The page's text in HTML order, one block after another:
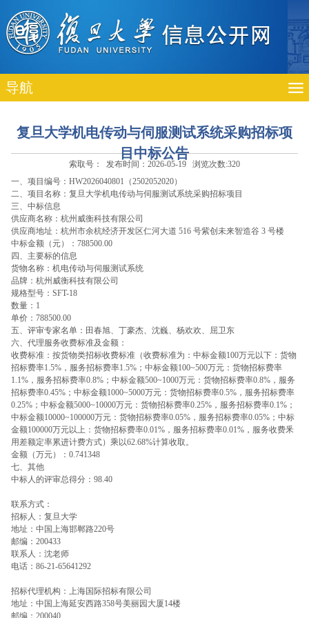
导航
复旦大学机电传动与伺服测试系统采购招标项
目中标公告
索取号： 发布时间：2026-05-19 浏览次数:320
一、项目编号： HW2026040801（2502052020）
二、项目名称： 复旦大学机电传动与伺服测试系统采购招标项目
三、中标信息
供应商名称： 杭州威衡科技有限公司
供应商地址： 杭州市余杭经济开发区仁河大道 516 号紫创未来智造谷 3 号楼
中标金额（元）： 788500.00
四、主要标的信息
货物名称： 机电传动与伺服测试系统
品牌： 杭州威衡科技有限公司
规格型号： SFT-18
数量： 1
单价： 788500.00
五、评审专家名单： 田春旭、丁豪杰、沈巍、杨欢欢、屈卫东
六、代理服务收费标准及金额：
收费标准： 按货物类招标收费标准（收费标准为：中标金额100万元以下：货物
招标费率1.5%，服务招标费率1.5%；中标金额100~500万元：货物招标费率
1.1%，服务招标费率0.8%；中标金额500~1000万元：货物招标费率0.8%，服务
招标费率0.45%；中标金额1000~5000万元：货物招标费率0.5%，服务招标费率
0.25%；中标金额5000~10000万元：货物招标费率0.25%，服务招标费率0.1%；
中标金额10000~100000万元：货物招标费率0.05%，服务招标费率0.05%；中标
金额100000万元以上：货物招标费率0.01%，服务招标费率0.01%，服务收费釆
用差额定率累进计费方式）乘以62.68%计算收取。
金额（万元）： 0.741348
七、其他
中标人的评审总得分： 98.40
联系方式：
招标人：复旦大学
地址：中国上海邯郸路220号
邮编： 200433
联系人：沈老师
电话： 86-21-65641292
招标代理机构：上海国际招标有限公司
地址：中国上海延安西路358号美丽园大厦14楼
邮编： 200040